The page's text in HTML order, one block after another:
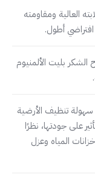
العالية ومقاومته
أطول.
بليت الألمنيوم
تنظيف الأرضية
على جودتها، نظرًا
المياه وعزل